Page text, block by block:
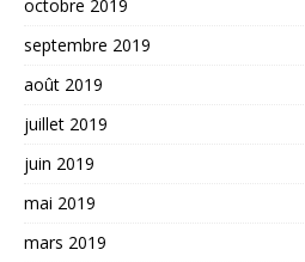
octobre 2019
septembre 2019
août 2019
juillet 2019
juin 2019
mai 2019
mars 2019